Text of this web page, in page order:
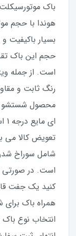
باک موتورسیکلت
است. از جمله
رنگ ثابت و
محصول شستشو
شامل سوراخ
است. در صورتی
کنید یک جفت
همراه باک
انتخاب نوع